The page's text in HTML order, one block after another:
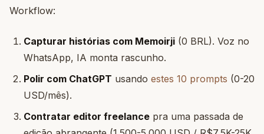
Workflow:
Capturar histórias com Memoirji (0 BRL). Voz no
WhatsApp, IA monta rascunho.
Polir com ChatGPT usando estes 10 prompts (0-20
USD/mês).
Contratar editor freelance pra uma passada de